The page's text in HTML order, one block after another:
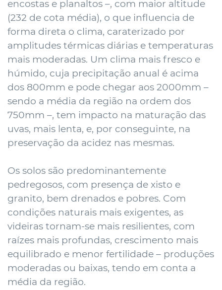
encostas e planaltos –, com maior altitude
(232 de cota média), o que influencia de
forma direta o clima, caraterizado por
amplitudes térmicas diárias e temperaturas
mais moderadas. Um clima mais fresco e
húmido, cuja precipitação anual é acima
dos 800mm e pode chegar aos 2000mm –
sendo a média da região na ordem dos
750mm –, tem impacto na maturação das
uvas, mais lenta, e, por conseguinte, na
preservação da acidez nas mesmas.
Os solos são predominantemente
pedregosos, com presença de xisto e
granito, bem drenados e pobres. Com
condições naturais mais exigentes, as
videiras tornam-se mais resilientes, com
raízes mais profundas, crescimento mais
equilibrado e menor fertilidade – produções
moderadas ou baixas, tendo em conta a
média da região.